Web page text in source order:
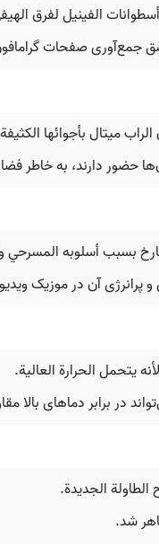
الفينيل لفرق
جمع‌آوری صفحات
ميتال بأجوائها
حضور دارند، به خاطر
بسبب أسلوبه المسرحي
پرانرژی آن در موزیک
يتحمل الحرارة العالية.
در برابر دماهای بالا
الجديدة.
شد.